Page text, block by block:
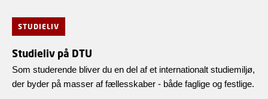
STUDIELIV
Studieliv på DTU
Som studerende bliver du en del af et internationalt studiemiljø,
der byder på masser af fællesskaber - både faglige og festlige.